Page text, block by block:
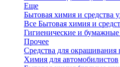
Еще
Бытовая химия и средства
Все Бытовая химия и
Гигиенические и
Прочее
Средства для окрашивания
Химия для автомобилистов